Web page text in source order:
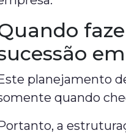
planejamento
quando
a